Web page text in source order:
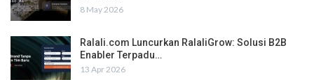
8 May 2026
Ralali.com Luncurkan RalaliGrow: Solusi B2B
Enabler Terpadu…
13 Apr 2026